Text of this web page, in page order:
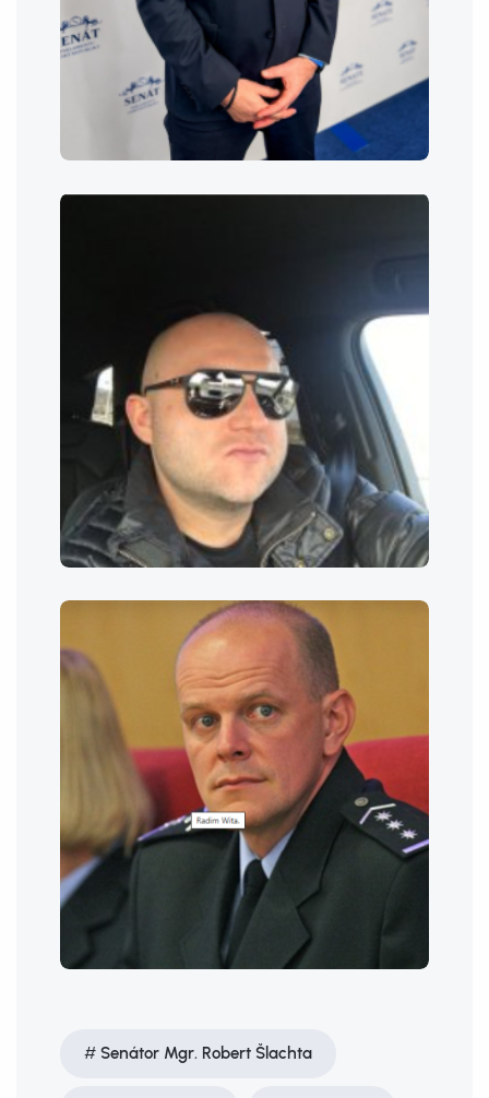
Senátor Mgr. Robert Šlachta